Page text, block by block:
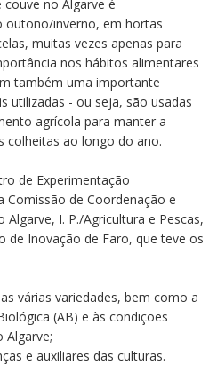
no Algarve é
outono/inverno, em hortas
muitas vezes apenas para
nos hábitos alimentares
também uma importante
utilizadas - ou seja, são usadas
agrícola para manter a
colheitas ao longo do ano.
de Experimentação
de Coordenação e
I. P./Agricultura e Pescas,
Inovação de Faro, que teve os
várias variedades, bem como a
(AB) e às condições
Algarve;
e auxiliares das culturas.